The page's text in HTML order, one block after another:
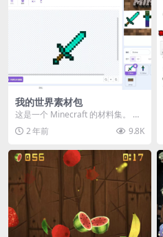
我的世界素材包
这是一个 Minecraft 的材料集。 操
作方法如下： 工具 → 右箭头 怪物...
2 年前 9.8K